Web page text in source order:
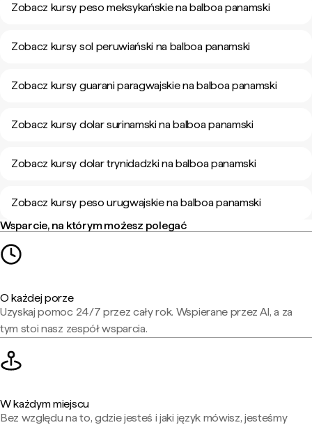
Zobacz kursy peso meksykańskie na balboa panamski
Zobacz kursy sol peruwiański na balboa panamski
Zobacz kursy guarani paragwajskie na balboa panamski
Zobacz kursy dolar surinamski na balboa panamski
Zobacz kursy dolar trynidadzki na balboa panamski
Zobacz kursy peso urugwajskie na balboa panamski
Wsparcie, na którym możesz polegać
O każdej porze
Uzyskaj pomoc 24/7 przez cały rok. Wspierane przez AI, a za
tym stoi nasz zespół wsparcia.
W każdym miejscu
Bez względu na to, gdzie jesteś i jaki język mówisz, jesteśmy